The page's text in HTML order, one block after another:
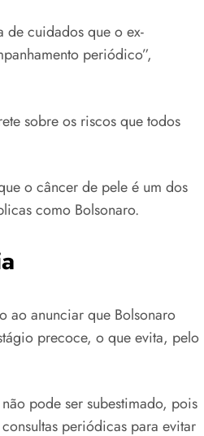
de cuidados que o ex-
periódico”,
sobre os riscos que todos
o câncer de pele é um dos
como Bolsonaro.
ao anunciar que Bolsonaro
precoce, o que evita, pelo
não pode ser subestimado, pois
periódicas para evitar